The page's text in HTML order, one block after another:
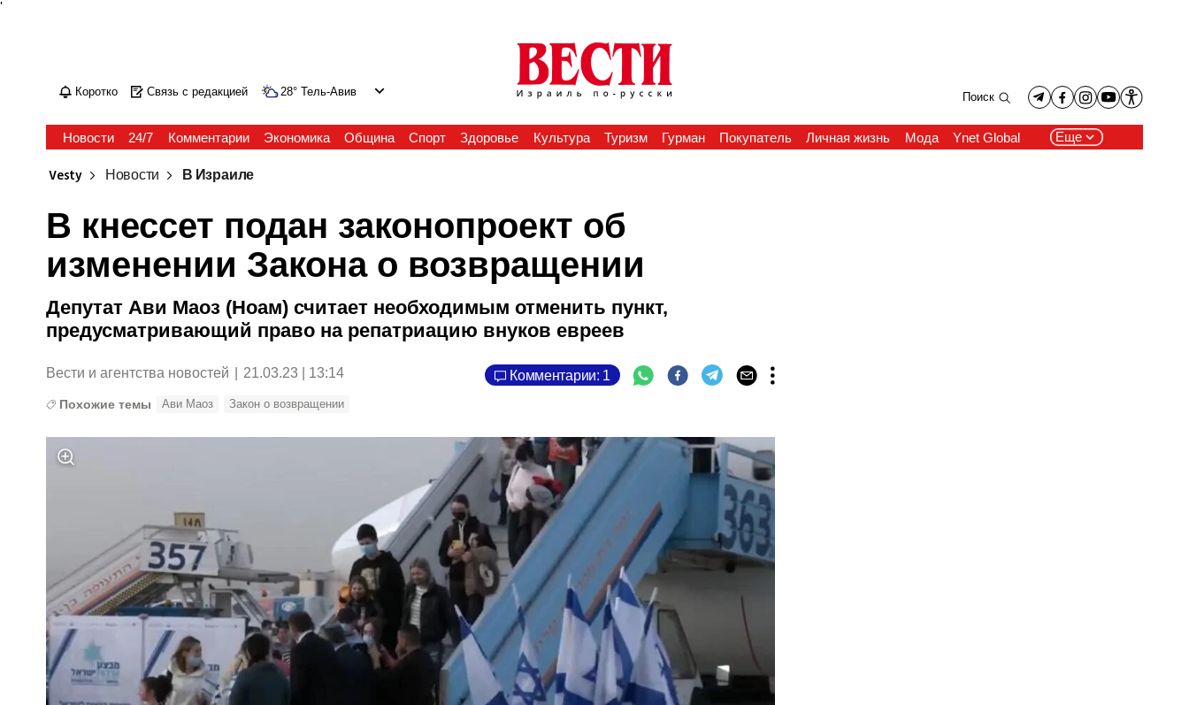
'
Коротко Связь с редакцией 28° Тель-Авив Поиск
Новости 24/7 Комментарии Экономика Община Спорт Здоровье Культура Туризм Гурман Покупатель Личная жизнь Мода Ynet Global Еще
Vesty Новости В Израиле
В кнессет подан законопроект об
изменении Закона о возвращении
Депутат Ави Маоз (Ноам) считает необходимым отменить пункт,
предусматривающий право на репатриацию внуков евреев
Вести и агентства новостей 21.03.23 | 13:14 Комментарии: 1
Похожие темы Ави Маоз Закон о возвращении